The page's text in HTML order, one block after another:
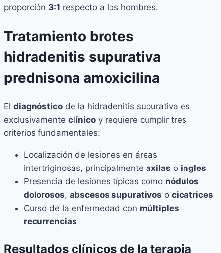
proporción 3:1 respecto a los hombres.
Tratamiento brotes
hidradenitis supurativa
prednisona amoxicilina
El diagnóstico de la hidradenitis supurativa es
exclusivamente clínico y requiere cumplir tres
criterios fundamentales:
Localización de lesiones en áreas
intertriginosas, principalmente axilas o ingles
Presencia de lesiones típicas como nódulos
dolorosos, abscesos supurativos o cicatrices
Curso de la enfermedad con múltiples
recurrencias
Resultados clínicos de la terapia